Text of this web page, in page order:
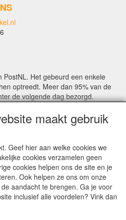
PostNL. Het gebeurd een enkele
optreedt. Meer dan 95% van de
de volgende dag bezorgd.
by Mathmoswinkel.nl
and Design Copyright by
be distributed, or displayed on
copied or reproduced without
written permission.
on this site please contact:
maakt gebruik
Geef hier aan welke cookies we
cookies verzamelen geen
cookies helpen ons de site en je
Ook helpen ze ons om onze
aandacht te brengen. Ga je voor
inclusief alle voordelen? Vink dan